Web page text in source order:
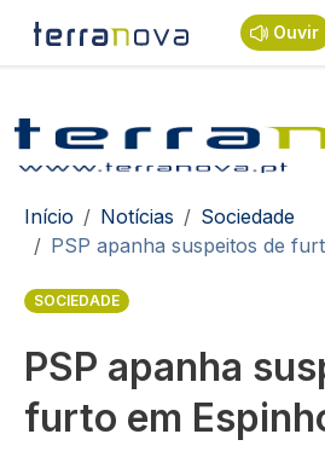
Passar para o conteúdo principal
Ouvir
Navegação
Início Notícias
Sociedade
PSP apanha suspeitos de
SOCIEDADE
PSP apanha
furto em